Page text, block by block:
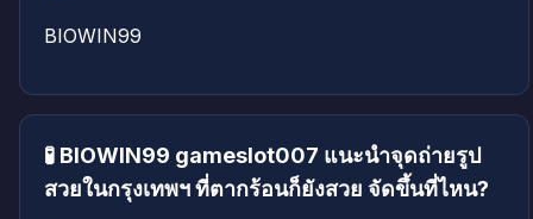
BIOWIN99
🧪 BIOWIN99 gameslot007 แนะนำจุดถ่ายรูป
สวยในกรุงเทพฯ ที่ตากร้อนก็ยังสวย จัดขึ้นที่ไหน?